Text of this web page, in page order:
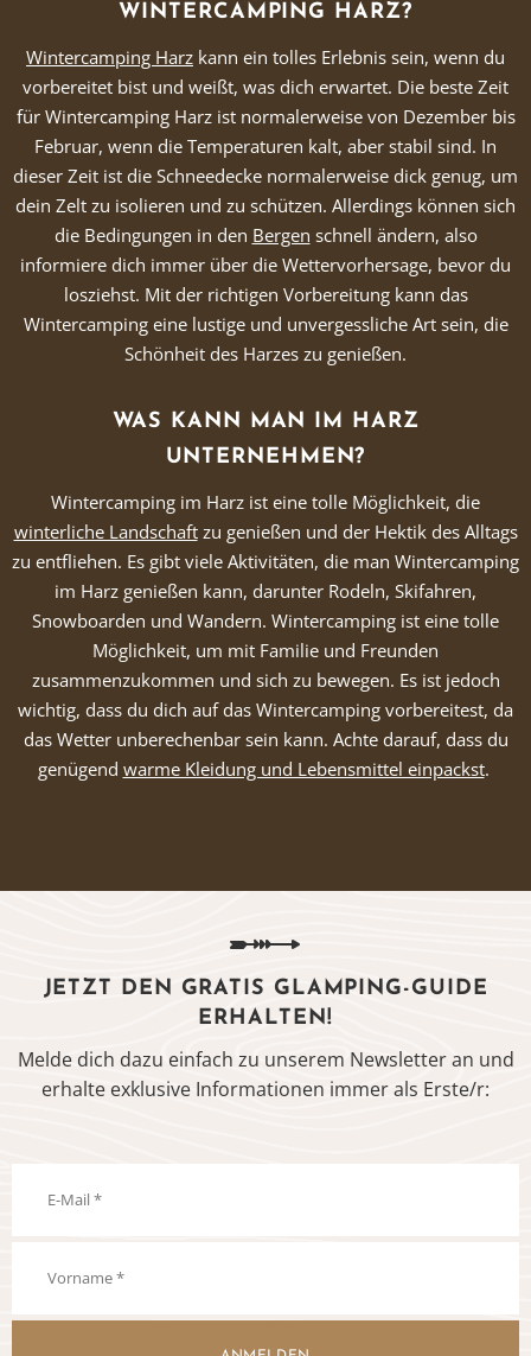
WINTERCAMPING HARZ?
Wintercamping Harz kann ein tolles Erlebnis sein, wenn du
vorbereitet bist und weißt, was dich erwartet. Die beste Zeit
für Wintercamping Harz ist normalerweise von Dezember bis
Februar, wenn die Temperaturen kalt, aber stabil sind. In
dieser Zeit ist die Schneedecke normalerweise dick genug, um
dein Zelt zu isolieren und zu schützen. Allerdings können sich
die Bedingungen in den Bergen schnell ändern, also
informiere dich immer über die Wettervorhersage, bevor du
losziehst. Mit der richtigen Vorbereitung kann das
Wintercamping eine lustige und unvergessliche Art sein, die
Schönheit des Harzes zu genießen.
WAS KANN MAN IM HARZ
UNTERNEHMEN?
Wintercamping im Harz ist eine tolle Möglichkeit, die
winterliche Landschaftzu genießen und der Hektik des Alltags
zu entfliehen. Es gibt viele Aktivitäten, die man Wintercamping
im Harz genießen kann, darunter Rodeln, Skifahren,
Snowboarden und Wandern. Wintercamping ist eine tolle
Möglichkeit, um mit Familie und Freunden
zusammenzukommen und sich zu bewegen. Es ist jedoch
wichtig, dass du dich auf das Wintercamping vorbereitest, da
das Wetter unberechenbar sein kann. Achte darauf, dass du
genügend warme Kleidung und Lebensmittel einpackst.
JETZT DEN GRATIS GLAMPING-GUIDE
ERHALTEN!
Melde dich dazu einfach zu unserem Newsletter an und
erhalte exklusive Informationen immer als Erste/r: